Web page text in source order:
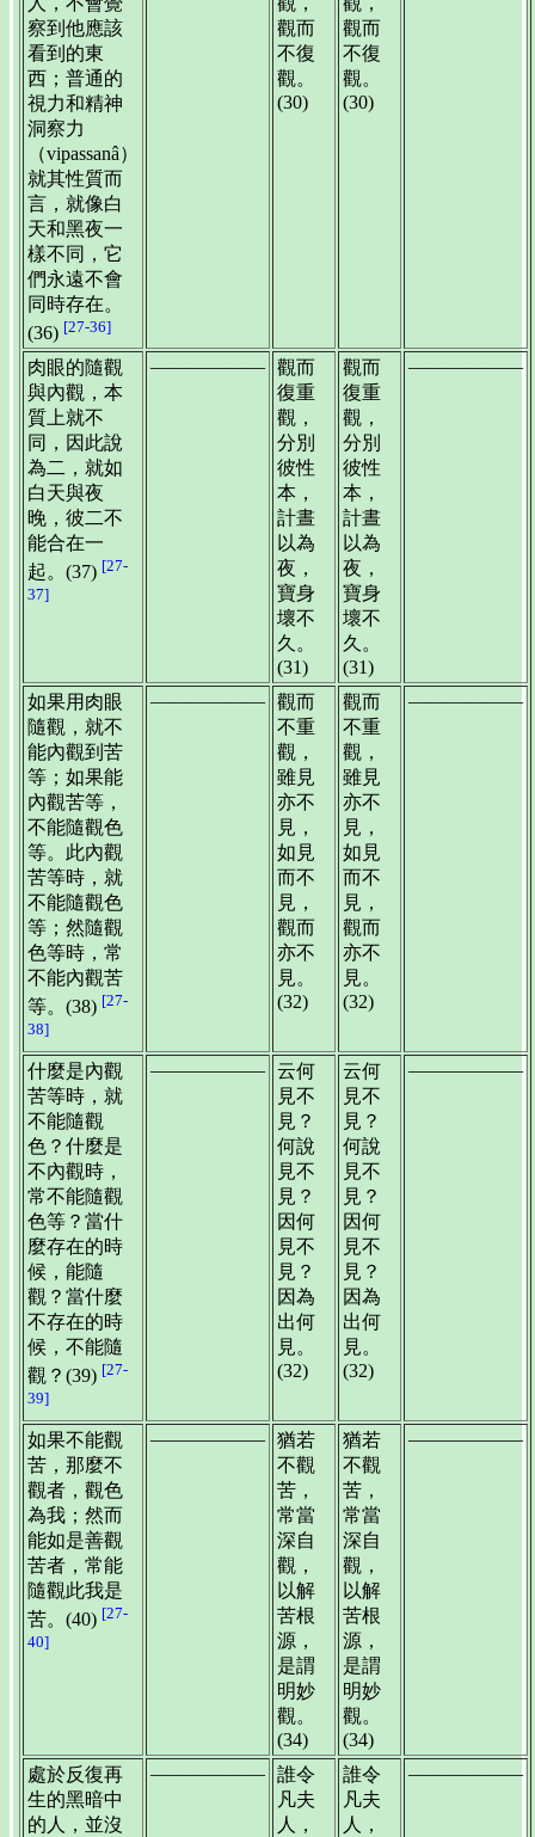
察到他應該
看到的東
西；普通的
視力和精神
洞察力
（vipassanâ）
就其性質而
言，就像白
天和黑夜一
樣不同，它
們永遠不會
同時存在。
(36) [27-36]
觀而
不復
觀。
(30)
觀而
不復
觀。
(30)
肉眼的隨觀
與內觀，本
質上就不
同，因此說
為二，就如
白天與夜
晚，彼二不
能合在一
起。(37) [27-
37]
—————— 觀而
復重
觀，
分別
彼性
本，
計晝
以為
夜，
寶身
壞不
久。
(31)
觀而
復重
觀，
分別
彼性
本，
計晝
以為
夜，
寶身
壞不
久。
(31)
——————
如果用肉眼
隨觀，就不
能內觀到苦
等；如果能
內觀苦等，
不能隨觀色
等。此內觀
苦等時，就
不能隨觀色
等；然隨觀
色等時，常
不能內觀苦
等。(38) [27-
38]
—————— 觀而
不重
觀，
雖見
亦不
見，
如見
而不
見，
觀而
亦不
見。
(32)
觀而
不重
觀，
雖見
亦不
見，
如見
而不
見，
觀而
亦不
見。
(32)
——————
什麼是內觀
苦等時，就
不能隨觀
色？什麼是
不內觀時，
常不能隨觀
色等？當什
麼存在的時
候，能隨
觀？當什麼
不存在的時
候，不能隨
觀？(39) [27-
39]
—————— 云何
見不
見？
何說
見不
見？
因何
見不
見？
因為
出何
見。
(32)
云何
見不
見？
何說
見不
見？
因何
見不
見？
因為
出何
見。
(32)
——————
如果不能觀
苦，那麼不
觀者，觀色
為我；然而
能如是善觀
苦者，常能
隨觀此我是
苦。(40) [27-
40]
—————— 猶若
不觀
苦，
常當
深自
觀，
以解
苦根
源，
是謂
明妙
觀。
(34)
猶若
不觀
苦，
常當
深自
觀，
以解
苦根
源，
是謂
明妙
觀。
(34)
——————
處於反復再
生的黑暗中
的人，並沒
—————— 誰令
凡夫
人，
誰令
凡夫
人，
——————